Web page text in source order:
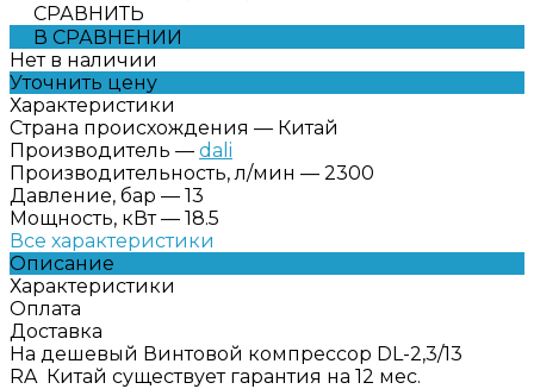
СРАВНИТЬ
В СРАВНЕНИИ
Нет в наличии
Уточнить цену
Характеристики
Страна происхождения — Китай
Производитель — dali
Производительность, л/мин — 2300
Давление, бар — 13
Мощность, кВт — 18.5
Все характеристики
Описание
Характеристики
Оплата
Доставка
На дешевый Винтовой компрессор DL-2,3/13
RA Китай существует гарантия на 12 мес.